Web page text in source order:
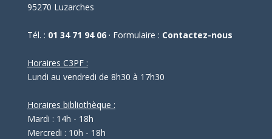
95270 Luzarches
Tél. : 01 34 71 94 06· Formulaire : Contactez-nous
Horaires C3PF :
Lundi au vendredi de 8h30 à 17h30
Horaires bibliothèque :
Mardi : 14h - 18h
Mercredi : 10h - 18h